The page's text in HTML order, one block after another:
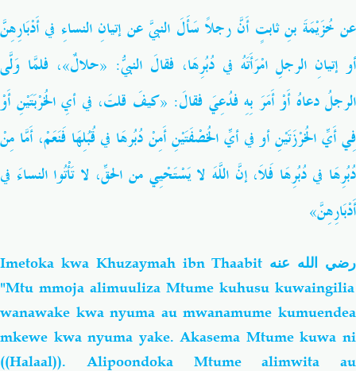
عن خُزَيْمَةَ بنِ ثابتٍ أَنَّ رجلاً سَأَلَ النبيَّ عن إتيانِ النساءِ في أَدْبَارِهِنَّ
أو إتيانِ الرجلِ امْرَأَتَهُ في دُبُرِهَا، فقالَ النبيُّ: «حلالٌ»، فلمَّا وَلَّى
الرجلُ دعاهُ أَوْ أَمَرَ بِهِ فدُعِيَ فقالَ: «كيفَ قلتَ، في أيِ الخُرْبَتَيْنِ أَوْ
فِي أَيِّ الخُرْزَتَيْنِ أو في أيِّ الخُصْفَتَيْنِ أَمِنْ دُبُرهَا في قُبُلِهَا فَنَعَمْ، أَمَّا مِنْ
دُبُرِهَا في دُبُرِهَا فَلاَ، إنَّ اللَّهَ لا يَسْتَحْيِي من الحقِّ، لا تَأْتُوا النساءَ في
أَدْبَارِهِنَّ»
Imetoka kwa Khuzaymah ibn Thaabit رضي الله عنه
"Mtu mmoja alimuuliza Mtume kuhusu kuwaingilia
wanawake kwa nyuma au mwanamume kumuendea
mkewe kwa nyuma yake. Akasema Mtume kuwa ni
((Halaal)). Alipoondoka Mtume alimwita au